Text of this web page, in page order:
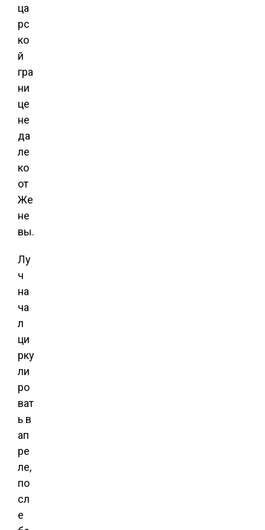
ца
рс
ко
й
гра
ни
це
не
да
ле
ко
от
Же
не
вы.
Лу
ч
на
ча
л
ци
рку
ли
ро
ват
ь в
ап
ре
ле,
по
сл
е